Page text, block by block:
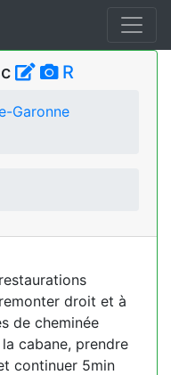
R
Garonne
droit et à
de cheminée
cabane, prendre
continuer 5min